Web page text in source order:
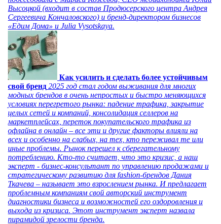
Высоцкой (входит в состав Продюсерского центра Андрея
Сергеевича Кончаловского) и бренд-директором бизнесов
«Едим Дома» и Julia Vysotskaya.
Как усилить и сделать более устойчивым
свой бренд 2025 год стал годом выживания для многих
модных брендов в очень непростых и быстро меняющихся
условиях перегретого рынка: падение трафика, закрытие
целых сетей и компаний, консолидация селлеров на
маркетплейсах, переток покупательского трафика из
офлайна в онлайн – все эти и другие факторы влияли на
всех и особенно на слабых, на тех, кто переживал те или
иные проблемы. Рынок перешел к сберегательному
потреблению. Кто-то считает, что это кризис, а наш
эксперт - бизнес-консультант по управлению продажами и
стратегическому развитию для fashion-брендов Дания
Ткачева – называет это взрослением рынка. И предлагает
проблемным компаниям свой авторский инструмент
диагностики бизнеса и возможностей его оздоровления и
выхода из кризиса. Этот инструмент эксперт назвала
пирамидой зрелости бренда.